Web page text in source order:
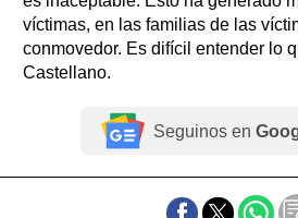
víctimas, en las familias de las
conmovedor. Es difícil entender lo
Castellano.
Seguinos en